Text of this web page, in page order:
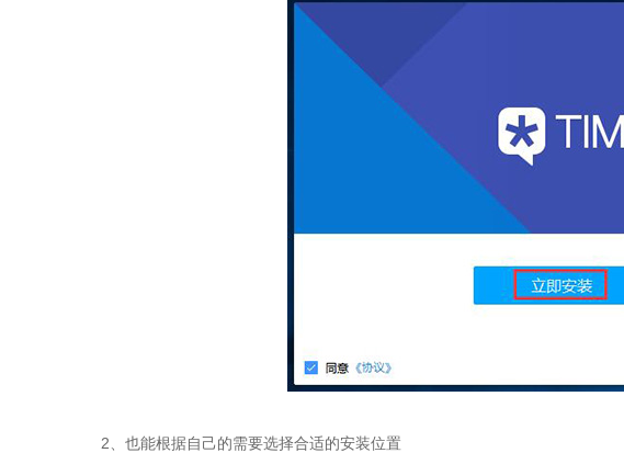
2、也能根据自己的需要选择合适的安装位置